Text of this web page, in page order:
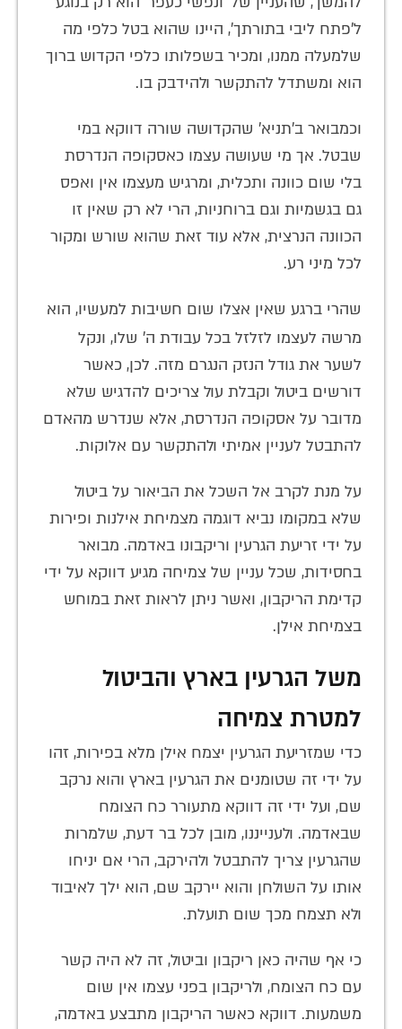
ל'פתח ליבי בתורתך', היינו שהוא בטל כלפי מה
שלמעלה ממנו, ומכיר בשפלותו כלפי הקדוש ברוך
הוא ומשתדל להתקשר ולהידבק בו.
וכמבואר ב'תניא' שהקדושה שורה דווקא במי
שבטל. אך מי שעושה עצמו כאסקופה הנדרסת
בלי שום כוונה ותכלית, ומרגיש מעצמו אין ואפס
גם בגשמיות וגם ברוחניות, הרי לא רק שאין זו
הכוונה הנרצית, אלא עוד זאת שהוא שורש ומקור
לכל מיני רע.
שהרי ברגע שאין אצלו שום חשיבות למעשיו, הוא
מרשה לעצמו לזלזל בכל עבודת ה' שלו, ונקל
לשער את גודל הנזק הנגרם מזה. לכן, כאשר
דורשים ביטול וקבלת עול צריכים להדגיש שלא
מדובר על אסקופה הנדרסת, אלא שנדרש מהאדם
להתבטל לעניין אמיתי ולהתקשר עם אלוקות.
על מנת לקרב אל השכל את הביאור על ביטול
שלא במקומו נביא דוגמה מצמיחת אילנות ופירות
על ידי זריעת הגרעין וריקבונו באדמה. מבואר
בחסידות, שכל עניין של צמיחה מגיע דווקא על ידי
קדימת הריקבון, ואשר ניתן לראות זאת במוחש
בצמיחת אילן.
משל הגרעין בארץ והביטול
למטרת צמיחה
כדי שמזריעת הגרעין יצמח אילן מלא בפירות, זהו
על ידי זה שטומנים את הגרעין בארץ והוא נרקב
שם, ועל ידי זה דווקא מתעורר כח הצומח
שבאדמה. ולענייננו, מובן לכל בר דעת, שלמרות
שהגרעין צריך להתבטל ולהירקב, הרי אם יניחו
אותו על השולחן והוא יירקב שם, הוא ילך לאיבוד
ולא תצמח מכך שום תועלת.
כי אף שהיה כאן ריקבון וביטול, זה לא היה קשר
עם כח הצומח, ולריקבון בפני עצמו אין שום
משמעות. דווקא כאשר הריקבון מתבצע באדמה,